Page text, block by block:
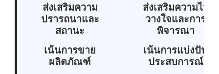
ส่งเสริมความ
ปรารถนาและ
สถานะ
ส่งเสริมความไว้
วางใจและการ
พิจารณา
เน้นการขาย
ผลิตภัณฑ์
เน้นการแบ่งปัน
ประสบการณ์